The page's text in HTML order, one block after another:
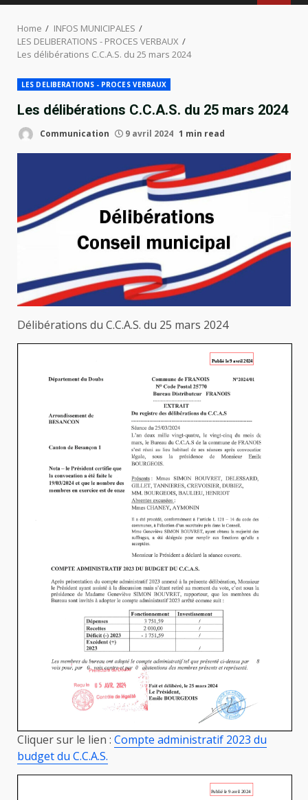
Home
INFOS MUNICIPALES
LES DELIBERATIONS - PROCES VERBAUX
Les délibérations C.C.A.S. du 25 mars 2024
LES DELIBERATIONS - PROCES VERBAUX
Les délibérations C.C.A.S. du 25 mars 2024
Communication 9 avril 2024 1 min read
Délibérations du C.C.A.S. du 25 mars 2024
Cliquer sur le lien : Compte administratif 2023 du
budget du C.C.A.S.